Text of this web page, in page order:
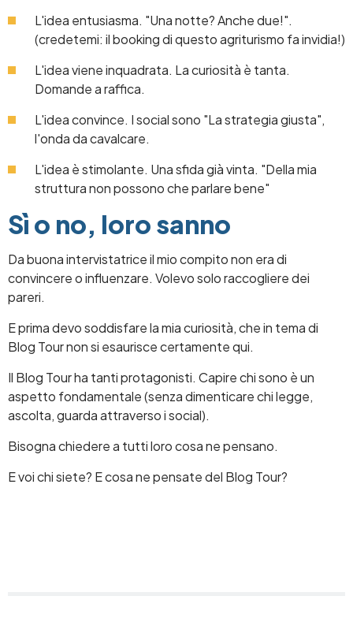
L'idea entusiasma. "Una notte? Anche due!".
(credetemi: il booking di questo agriturismo fa invidia!)
L'idea viene inquadrata. La curiosità è tanta.
Domande a raffica.
L'idea convince. I social sono "La strategia giusta",
l'onda da cavalcare.
L'idea è stimolante. Una sfida già vinta. "Della mia
struttura non possono che parlare bene"
Sì o no, loro sanno
Da buona intervistatrice il mio compito non era di
convincere o influenzare. Volevo solo raccogliere dei
pareri.
E prima devo soddisfare la mia curiosità, che in tema di
Blog Tour non si esaurisce certamente qui.
Il Blog Tour ha tanti protagonisti. Capire chi sono è un
aspetto fondamentale (senza dimenticare chi legge,
ascolta, guarda attraverso i social).
Bisogna chiedere a tutti loro cosa ne pensano.
E voi chi siete? E cosa ne pensate del Blog Tour?